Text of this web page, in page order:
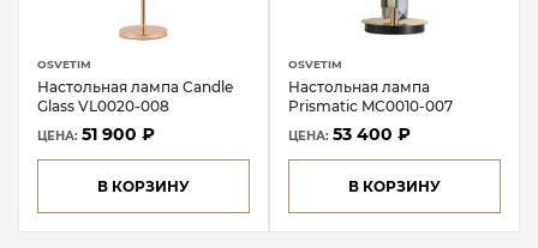
OSVETIM
Настольная лампа Candle
Glass VL0020-008
ЦЕНА: 51 900 ₽
В КОРЗИНУ
OSVETIM
Настольная лампа
Prismatic MC0010-007
ЦЕНА: 53 400 ₽
В КОРЗИНУ